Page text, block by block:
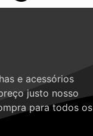
e acessórios
justo nosso
para todos os